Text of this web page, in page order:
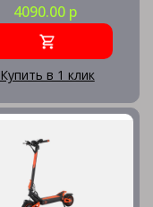
4090.00 р
Купить в 1 клик